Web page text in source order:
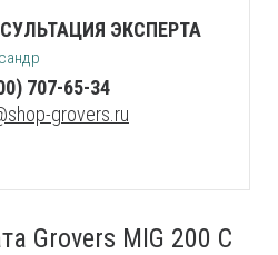
ЭКСПЕРТА
707-65-34
grovers.ru
Grovers MIG 200 C